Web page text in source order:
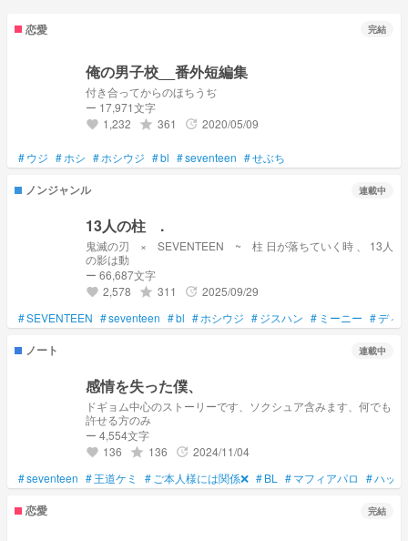
恋愛 完結
俺の男子校__番外短編集
付き合ってからのほちうぢ
ー 17,971文字
favorite 1,232 grade 361 update 2020/05/09
#ウジ #ホシ #ホシウジ #bl #seventeen #せぶち
ノンジャンル 連載中
13人の柱 .
鬼滅の刃 × SEVENTEEN ~ 柱 日が落ちていく時 、 13人
の影は動
ー 66,687文字
favorite 2,578 grade 311 update 2025/09/29
#SEVENTEEN #seventeen #bl #ホシウジ #ジスハン # ミーニー #ディ
ノート 連載中
感情を失った僕、
ドギョム中心のストーリーです、ソクシュア含みます、何でも
許せる方のみ
ー 4,554文字
favorite 136 grade 136 update 2024/11/04
#seventeen #王道ケミ # ご本人様には関係❌ #BL #マフィアパロ #ハッ
恋愛 完結